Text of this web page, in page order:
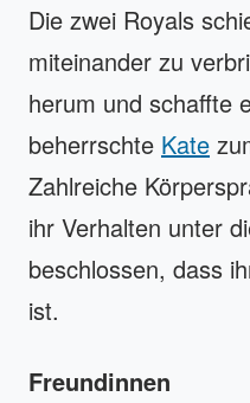
Die zwei Royals
miteinander zu
herum und schaffte
beherrschte Kate
Zahlreiche
ihr Verhalten unter
beschlossen, dass
ist.
Freundinnen